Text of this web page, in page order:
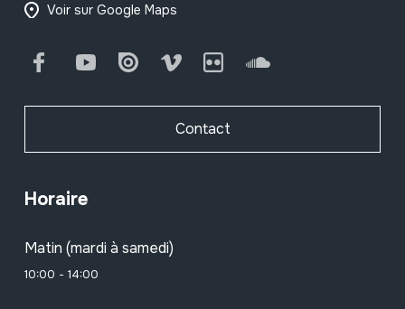
Voir sur Google Maps
FacebookYoutube Issuu Vimeo Flickr SoundCloud
Contact
Horaire
Matin (mardi à samedi)
10:00 - 14:00